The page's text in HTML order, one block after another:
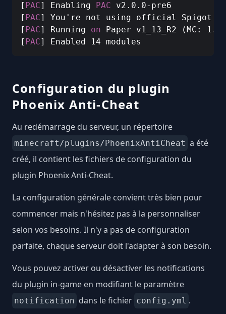
[ PAC] Enabling PAC v2.0.0-pre6
[ PAC] You're not using official Spigot
[ PAC] Running on Paper v1_13_R2 (MC:
[ PAC] Enabled 14 modules
Configuration du plugin
Phoenix Anti-Cheat
Au redémarrage du serveur, un répertoire
minecraft/plugins/PhoenixAntiCheat a été
créé, il contient les fichiers de configuration du
plugin Phoenix Anti-Cheat.
La configuration générale convient très bien pour
commencer mais n'hésitez pas à la personnaliser
selon vos besoins. Il n'y a pas de configuration
parfaite, chaque serveur doit l'adapter à son besoin.
Vous pouvez activer ou désactiver les notifications
du plugin in-game en modifiant le paramètre
notification dans le fichier config.yml .